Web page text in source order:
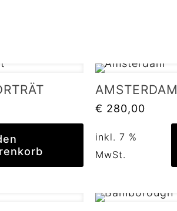
AMSTERDAM
€ 280,00
inkl. 7 %
MwSt.